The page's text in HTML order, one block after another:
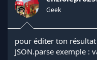
s
:
Geek
pour éditer ton
JSON.parse exemple :